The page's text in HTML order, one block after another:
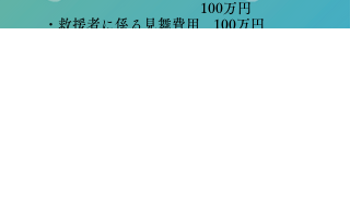
100万円
・救援者に係る見舞費用
100万円